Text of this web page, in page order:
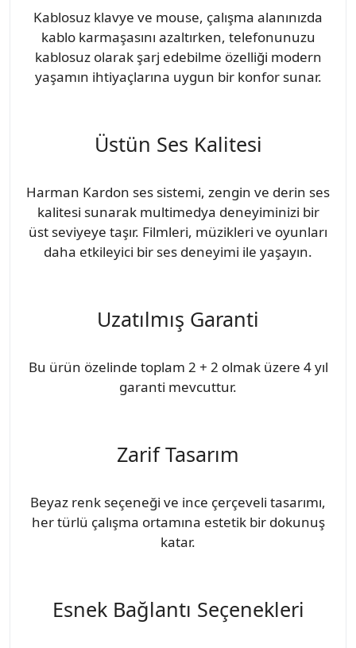
Kablosuz klavye ve mouse, çalışma alanınızda
kablo karmaşasını azaltırken, telefonunuzu
kablosuz olarak şarj edebilme özelliği modern
yaşamın ihtiyaçlarına uygun bir konfor sunar.
Üstün Ses Kalitesi
Harman Kardon ses sistemi, zengin ve derin ses
kalitesi sunarak multimedya deneyiminizi bir
üst seviyeye taşır. Filmleri, müzikleri ve oyunları
daha etkileyici bir ses deneyimi ile yaşayın.
Uzatılmış Garanti
Bu ürün özelinde toplam 2 + 2 olmak üzere 4 yıl
garanti mevcuttur.
Zarif Tasarım
Beyaz renk seçeneği ve ince çerçeveli tasarımı,
her türlü çalışma ortamına estetik bir dokunuş
katar.
Esnek Bağlantı Seçenekleri